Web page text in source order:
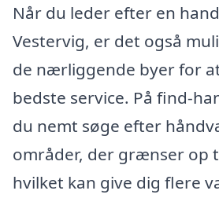
Når du leder efter en
Vestervig, er det også
de nærliggende byer for
bedste service. På find-
du nemt søge efter
områder, der grænser op
hvilket kan give dig flere